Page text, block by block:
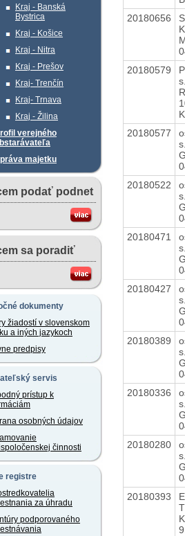
Kraj - Banská
Bystrica
Kraj - Košice
Kraj - Nitra
Kraj - Prešov
Kraj- Trenčín
Kraj- Trnava
Kraj - Žilina
verejného
majetku
podať podnet
sa poradiť
dokumenty
žiadostí v slovenskom
a iných jazykoch
predpisy
servis
prístup k
osobných údajov
činnosti
registre
za úhradu
podporovaného
20180656
20180579
20180577
20180522
20180471
20180427
20180389
20180336
20180280
20180393